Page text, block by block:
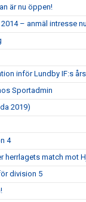
är nu öppen!
– anmäl intresse
inför Lundby IF:s
Sportadmin
2019)
4
herrlagets match mot
division 5